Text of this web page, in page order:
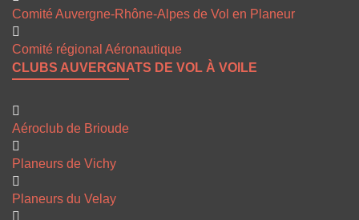
Comité Auvergne-Rhône-Alpes de Vol en Planeur
Comité régional Aéronautique
CLUBS AUVERGNATS DE VOL À VOILE
Aéroclub de Brioude
Planeurs de Vichy
Planeurs du Velay